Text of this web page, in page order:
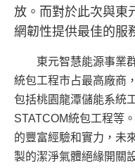
放。而對於此次與東
網韌性提供最佳的服
東元智慧能源事業群
統包工程市占最高廠商
包括桃園龍潭儲能系統
STATCOM統包工程等
的豐富經驗和實力，未
製的潔淨氣體絕緣開關